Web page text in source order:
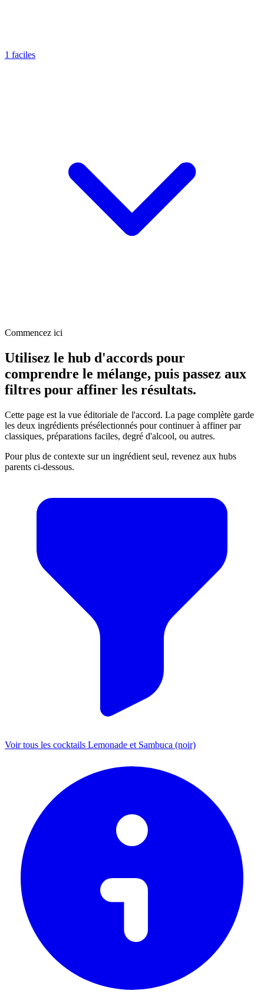
1 faciles
Commencez ici
Utilisez le hub d'accords pour
comprendre le mélange, puis passez aux
filtres pour affiner les résultats.
Cette page est la vue éditoriale de l'accord. La page complète garde
les deux ingrédients présélectionnés pour continuer à affiner par
classiques, préparations faciles, degré d'alcool, ou autres.
Pour plus de contexte sur un ingrédient seul, revenez aux hubs
parents ci-dessous.
Voir tous les cocktails Lemonade et Sambuca (noir)